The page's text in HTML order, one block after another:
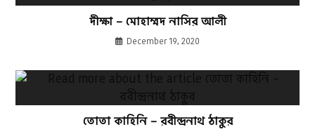
দীক্ষা – মোহাম্মদ নাসির আলী
December 19, 2020
তোতা কাহিনি – রবীন্দ্রনাথ ঠাকুর